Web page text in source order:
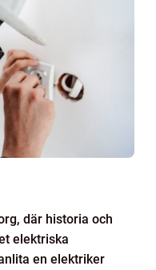
där historia och
elektriska
en elektriker